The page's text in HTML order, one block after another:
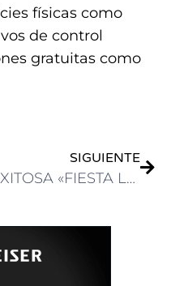
físicas como
de control
gratuitas como
SIGUIENTE
EXITOSA «FIESTA LATINA ALEGRÍA» EN NAB